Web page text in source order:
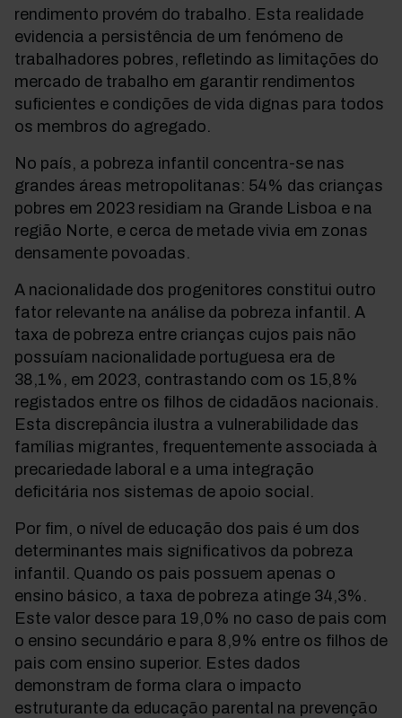
rendimento provém do trabalho. Esta realidade
evidencia a persistência de um fenómeno de
trabalhadores pobres, refletindo as limitações do
mercado de trabalho em garantir rendimentos
suficientes e condições de vida dignas para todos
os membros do agregado.
No país, a pobreza infantil concentra-se nas
grandes áreas metropolitanas: 54% das crianças
pobres em 2023 residiam na Grande Lisboa e na
região Norte, e cerca de metade vivia em zonas
densamente povoadas.
A nacionalidade dos progenitores constitui outro
fator relevante na análise da pobreza infantil. A
taxa de pobreza entre crianças cujos pais não
possuíam nacionalidade portuguesa era de
38,1%, em 2023, contrastando com os 15,8%
registados entre os filhos de cidadãos nacionais.
Esta discrepância ilustra a vulnerabilidade das
famílias migrantes, frequentemente associada à
precariedade laboral e a uma integração
deficitária nos sistemas de apoio social.
Por fim, o nível de educação dos pais é um dos
determinantes mais significativos da pobreza
infantil. Quando os pais possuem apenas o
ensino básico, a taxa de pobreza atinge 34,3%.
Este valor desce para 19,0% no caso de pais com
o ensino secundário e para 8,9% entre os filhos de
pais com ensino superior. Estes dados
demonstram de forma clara o impacto
estruturante da educação parental na prevenção